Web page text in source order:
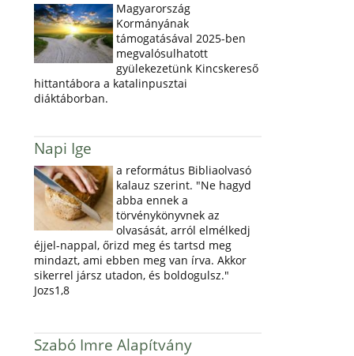
Magyarország
Kormányának
támogatásával 2025-ben
megvalósulhatott
gyülekezetünk Kincskereső
hittantábora a katalinpusztai
diáktáborban.
Napi Ige
a református Bibliaolvasó
kalauz szerint. "Ne hagyd
abba ennek a
törvénykönyvnek az
olvasását, arról elmélkedj
éjjel-nappal, őrizd meg és tartsd meg
mindazt, ami ebben meg van írva. Akkor
sikerrel jársz utadon, és boldogulsz."
Jozs1,8
Szabó Imre Alapítvány